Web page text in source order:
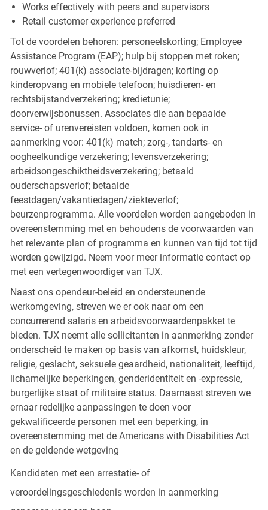
Works effectively with peers and supervisors
Retail customer experience preferred
Tot de voordelen behoren: personeelskorting; Employee
Assistance Program (EAP); hulp bij stoppen met roken;
rouwverlof; 401(k) associate-bijdragen; korting op
kinderopvang en mobiele telefoon; huisdieren- en
rechtsbijstandverzekering; kredietunie;
doorverwijsbonussen. Associates die aan bepaalde
service- of urenvereisten voldoen, komen ook in
aanmerking voor: 401(k) match; zorg-, tandarts- en
oogheelkundige verzekering; levensverzekering;
arbeidsongeschiktheidsverzekering; betaald
ouderschapsverlof; betaalde
feestdagen/vakantiedagen/ziekteverlof;
beurzenprogramma. Alle voordelen worden aangeboden in
overeenstemming met en behoudens de voorwaarden van
het relevante plan of programma en kunnen van tijd tot tijd
worden gewijzigd. Neem voor meer informatie contact op
met een vertegenwoordiger van TJX.
Naast ons opendeur-beleid en ondersteunende
werkomgeving, streven we er ook naar om een
concurrerend salaris en arbeidsvoorwaardenpakket te
bieden. TJX neemt alle sollicitanten in aanmerking zonder
onderscheid te maken op basis van afkomst, huidskleur,
religie, geslacht, seksuele geaardheid, nationaliteit, leeftijd,
lichamelijke beperkingen, genderidentiteit en -expressie,
burgerlijke staat of militaire status. Daarnaast streven we
ernaar redelijke aanpassingen te doen voor
gekwalificeerde personen met een beperking, in
overeenstemming met de Americans with Disabilities Act
en de geldende wetgeving
Kandidaten met een arrestatie- of
veroordelingsgeschiedenis worden in aanmerking